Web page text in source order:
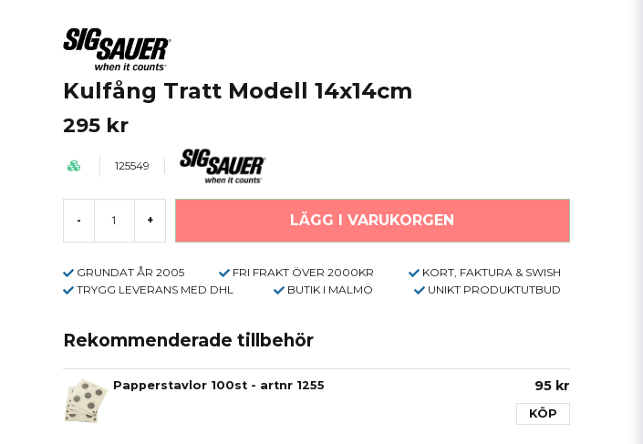
Kulfång Tratt Modell 14x14cm
295 kr
125549
- + LÄGG I VARUKORGEN
GRUNDAT ÅR 2005 FRI FRAKT ÖVER 2000KR
KORT, FAKTURA & SWISH
TRYGG LEVERANS MED DHL
BUTIK I MALMÖ UNIKT PRODUKTUTBUD
Rekommenderade tillbehör
Papperstavlor 100st - artnr 1255 95 kr
KÖP